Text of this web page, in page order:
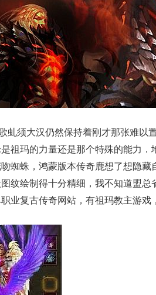
虬须大汉仍然保持着刚才那张难
祖玛的力量还是那个特殊的能力
蜘蛛，鸿蒙版本传奇鹿想了想隐藏
纹绘制得十分精细，我不知道盟
业复古传奇网站，有祖玛教主游戏